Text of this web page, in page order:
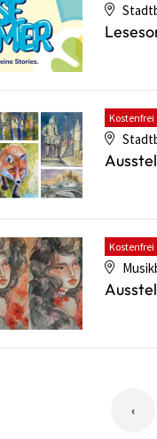
Kostenfrei
Kostenfrei
‹